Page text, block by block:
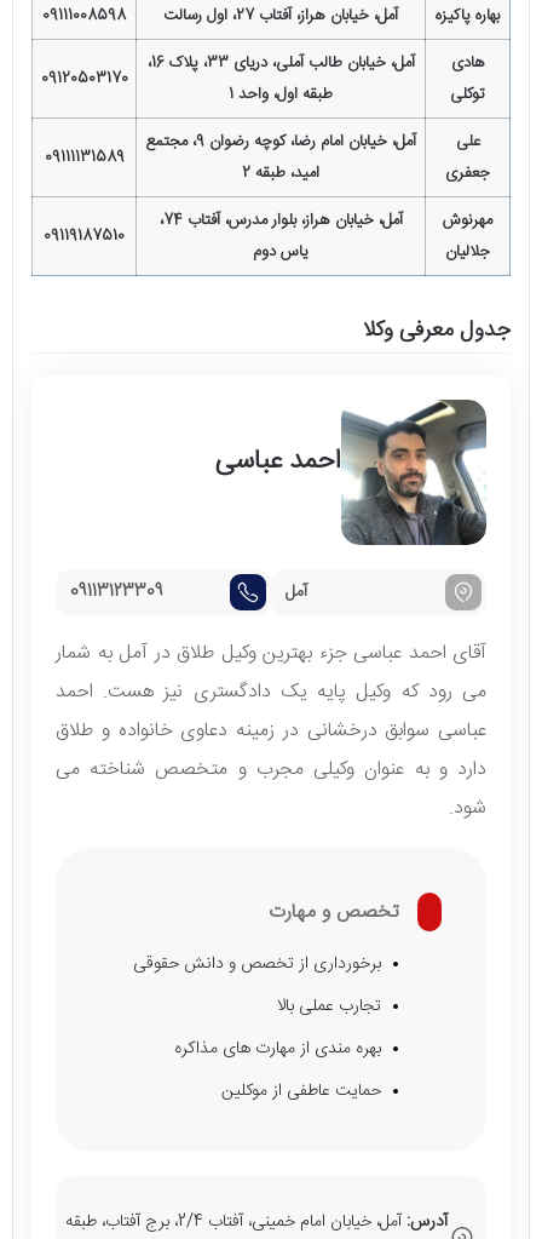
بهاره پاکیزه آمل، خیابان هراز، آفتاب 27، اول رسالت
09111008598
هادی
توکلی
آمل، خیابان طالب آملی، دریای 33، پلاک 16،
طبقه اول، واحد 1
09120503170
علی
جعفری
آمل، خیابان امام رضا، کوچه رضوان 9، مجتمع
امید، طبقه 2
09111131589
مهرنوش
جلالیان
آمل، خیابان هراز، بلوار مدرس، آفتاب 74،
یاس دوم
09119187510
جدول معرفی وکلا
احمد عباسی
آمل 09113123309
آقای احمد عباسی جزء بهترین وکیل طلاق در آمل به شمار
می رود که وکیل پایه یک دادگستری نیز هست. احمد
عباسی سوابق درخشانی در زمینه دعاوی خانواده و طلاق
دارد و به عنوان وکیلی مجرب و متخصص شناخته می
شود.
تخصص و مهارت
برخورداری از تخصص و دانش حقوقی
تجارب عملی بالا
بهره مندی از مهارت های مذاکره
حمایت عاطفی از موکلین
آدرس:
آمل، خیابان امام خمینی، آفتاب 2/4، برج آفتاب، طبقه